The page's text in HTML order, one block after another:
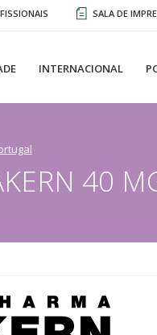
SALA DE
INTERNACIONAL
40